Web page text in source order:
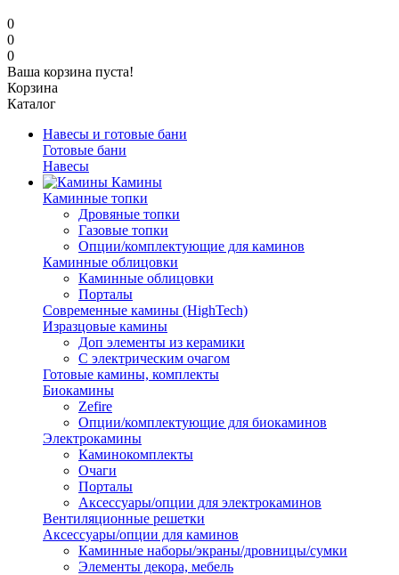
0
0
0
Ваша корзина пуста!
Корзина
Каталог
Навесы и готовые бани
Готовые бани
Навесы
Камины
Каминные топки
Дровяные топки
Газовые топки
Опции/комплектующие для каминов
Каминные облицовки
Каминные облицовки
Порталы
Современные камины (HighTech)
Изразцовые камины
Доп элементы из керамики
С электрическим очагом
Готовые камины, комплекты
Биокамины
Zefire
Опции/комплектующие для биокаминов
Электрокамины
Каминокомплекты
Очаги
Порталы
Аксессуары/опции для электрокаминов
Вентиляционные решетки
Аксессуары/опции для каминов
Каминные наборы/экраны/дровницы/сумки
Элементы декора, мебель